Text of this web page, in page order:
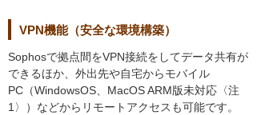
VPN機能（安全な環境構築）
Sophosで拠点間をVPN接続をしてデータ共有が
できるほか、外出先や自宅からモバイル
PC（WindowsOS、MacOS ARM版未対応〈注
1〉）などからリモートアクセスも可能です。